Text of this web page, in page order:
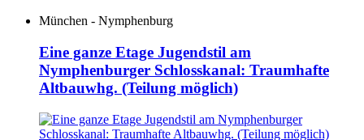
München - Nymphenburg
Eine ganze Etage Jugendstil am
Nymphenburger Schlosskanal: Traumhafte
Altbauwhg. (Teilung möglich)